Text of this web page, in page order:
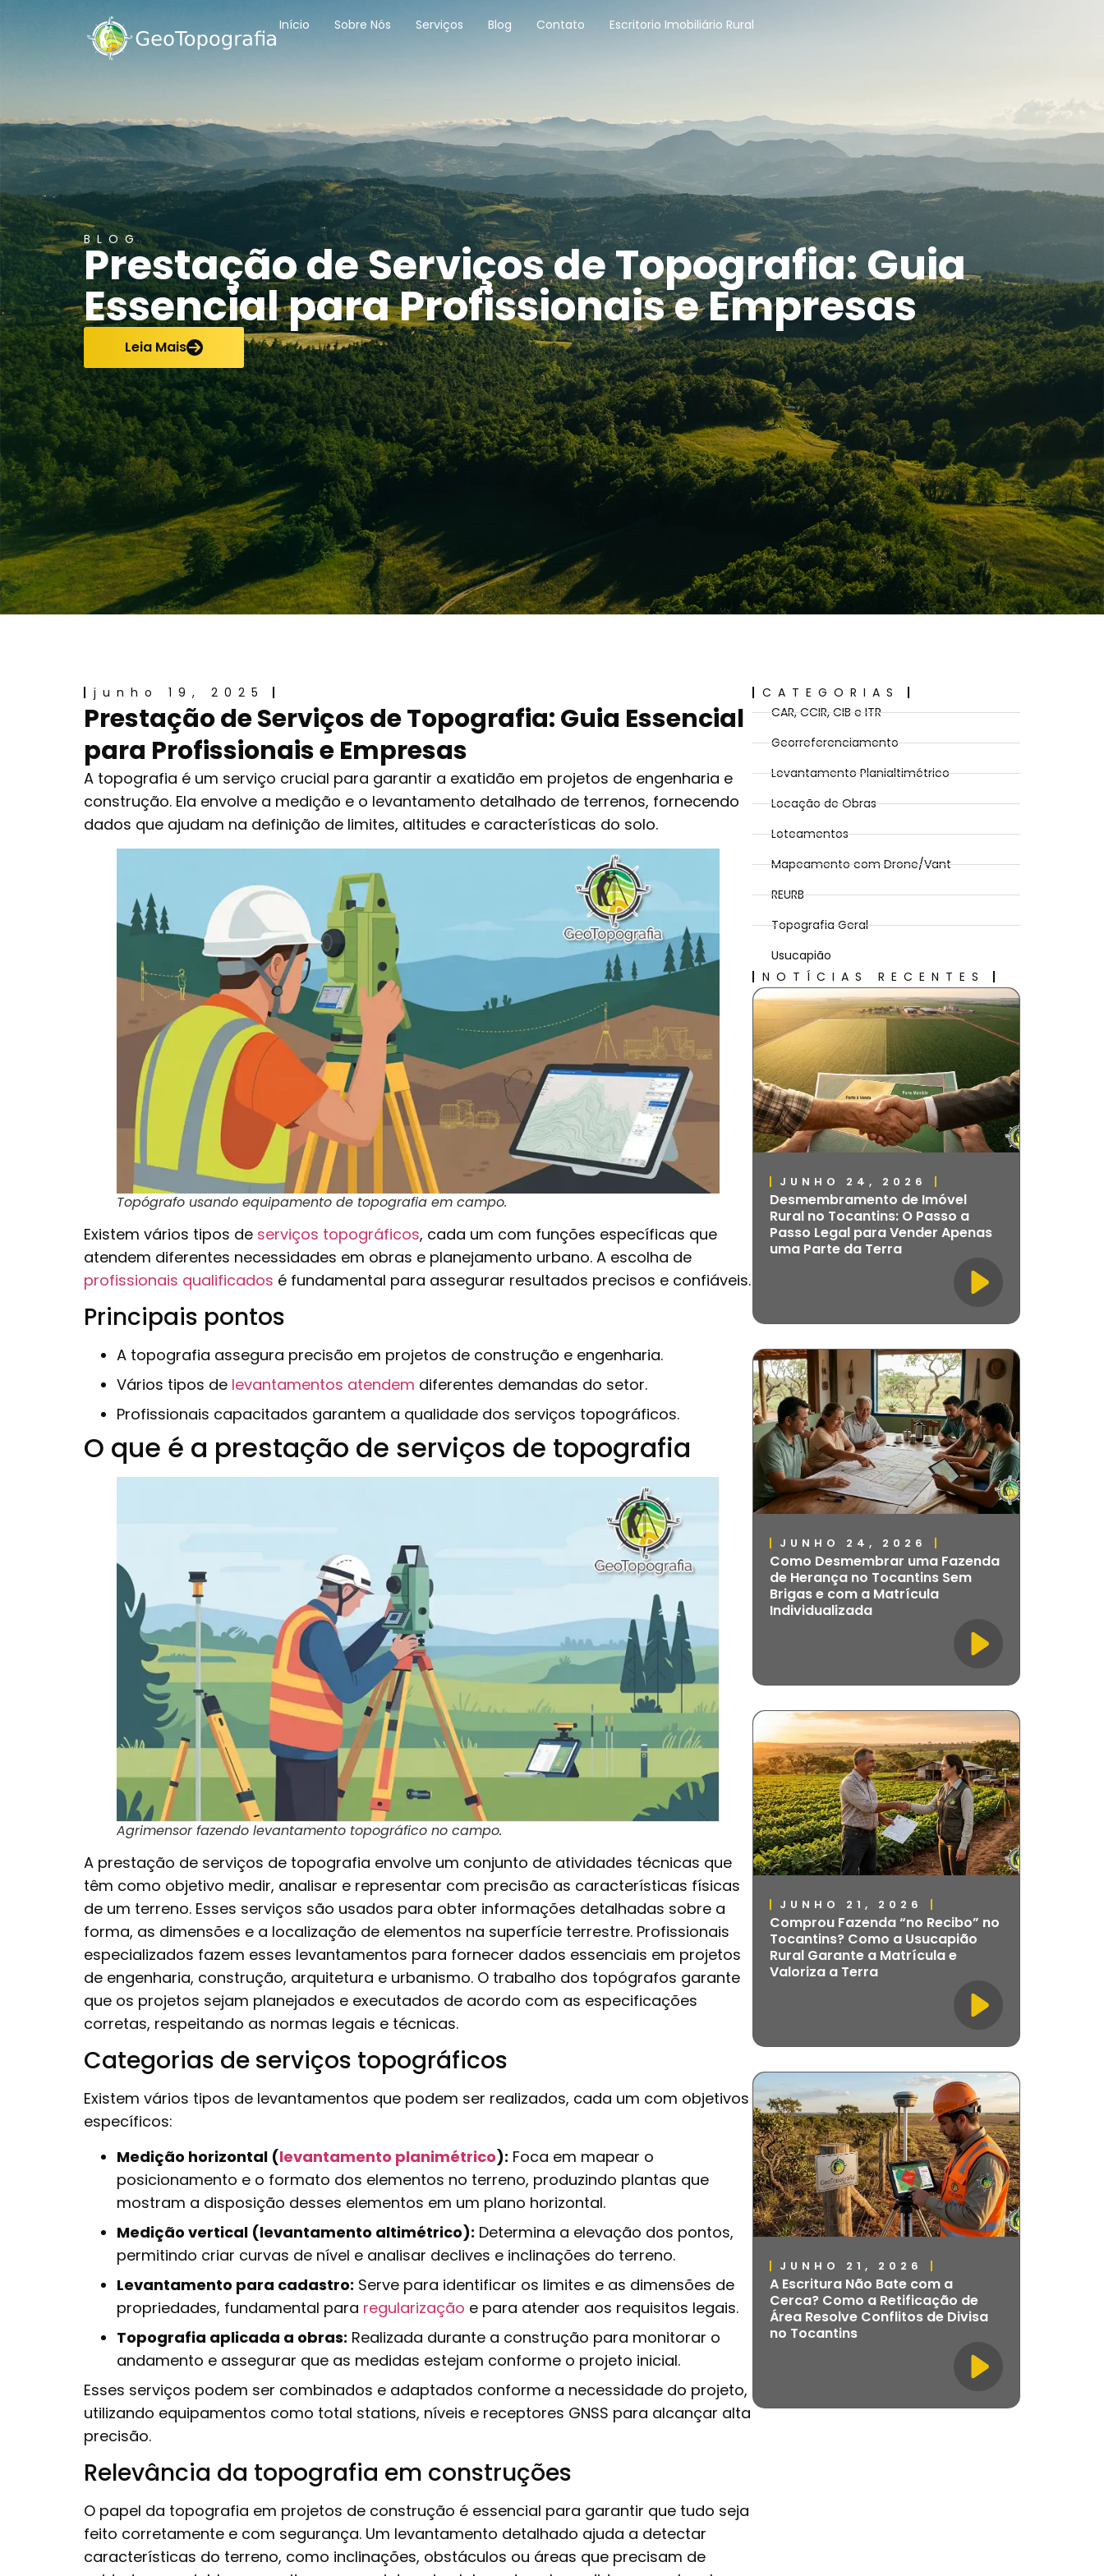
Início Sobre Nós Serviços Blog Contato Escritorio Imobiliário Rural
BLOG
Prestação de Serviços de Topografia: Guia
Essencial para Profissionais e Empresas
Leia Mais
junho 19, 2025
Prestação de Serviços de Topografia: Guia Essencial
para Profissionais e Empresas
A topografia é um serviço crucial para garantir a exatidão em projetos de engenharia e
construção. Ela envolve a medição e o levantamento detalhado de terrenos, fornecendo
dados que ajudam na definição de limites, altitudes e características do solo.
Topógrafo usando equipamento de topografia em campo.
Existem vários tipos de serviços topográficos, cada um com funções específicas que
atendem diferentes necessidades em obras e planejamento urbano. A escolha de
profissionais qualificados é fundamental para assegurar resultados precisos e confiáveis.
Principais pontos
A topografia assegura precisão em projetos de construção e engenharia.
Vários tipos de levantamentos atendem diferentes demandas do setor.
Profissionais capacitados garantem a qualidade dos serviços topográficos.
O que é a prestação de serviços de topografia
Agrimensor fazendo levantamento topográfico no campo.
A prestação de serviços de topografia envolve um conjunto de atividades técnicas que
têm como objetivo medir, analisar e representar com precisão as características físicas
de um terreno. Esses serviços são usados para obter informações detalhadas sobre a
forma, as dimensões e a localização de elementos na superfície terrestre. Profissionais
especializados fazem esses levantamentos para fornecer dados essenciais em projetos
de engenharia, construção, arquitetura e urbanismo. O trabalho dos topógrafos garante
que os projetos sejam planejados e executados de acordo com as especificações
corretas, respeitando as normas legais e técnicas.
Categorias de serviços topográficos
Existem vários tipos de levantamentos que podem ser realizados, cada um com objetivos
específicos:
Medição horizontal (levantamento planimétrico): Foca em mapear o
posicionamento e o formato dos elementos no terreno, produzindo plantas que
mostram a disposição desses elementos em um plano horizontal.
Medição vertical (levantamento altimétrico): Determina a elevação dos pontos,
permitindo criar curvas de nível e analisar declives e inclinações do terreno.
Levantamento para cadastro: Serve para identificar os limites e as dimensões de
propriedades, fundamental para regularização e para atender aos requisitos legais.
Topografia aplicada a obras: Realizada durante a construção para monitorar o
andamento e assegurar que as medidas estejam conforme o projeto inicial.
Esses serviços podem ser combinados e adaptados conforme a necessidade do projeto,
utilizando equipamentos como total stations, níveis e receptores GNSS para alcançar alta
precisão.
Relevância da topografia em construções
O papel da topografia em projetos de construção é essencial para garantir que tudo seja
feito corretamente e com segurança. Um levantamento detalhado ajuda a detectar
características do terreno, como inclinações, obstáculos ou áreas que precisam de
CATEGORIAS
CAR, CCIR, CIB e ITR
Georreferenciamento
Levantamento Planialtimétrico
Locação de Obras
Loteamentos
Mapeamento com Drone/Vant
REURB
Topografia Geral
Usucapião
NOTÍCIAS RECENTES
JUNHO 24, 2026
Desmembramento de Imóvel
Rural no Tocantins: O Passo a
Passo Legal para Vender Apenas
uma Parte da Terra
JUNHO 24, 2026
Como Desmembrar uma Fazenda
de Herança no Tocantins Sem
Brigas e com a Matrícula
Individualizada
JUNHO 21, 2026
Comprou Fazenda “no Recibo” no
Tocantins? Como a Usucapião
Rural Garante a Matrícula e
Valoriza a Terra
JUNHO 21, 2026
A Escritura Não Bate com a
Cerca? Como a Retificação de
Área Resolve Conflitos de Divisa
no Tocantins